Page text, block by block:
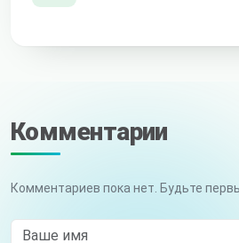
Комментарии
Комментариев пока нет. Будьте
Ваше имя